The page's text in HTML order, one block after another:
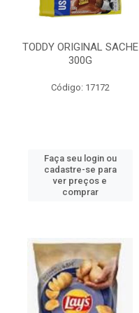
TODDY ORIGINAL SACHE
300G
Código: 17172
Faça seu login ou
cadastre-se para
ver preços e
comprar